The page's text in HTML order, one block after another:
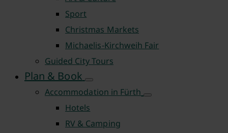
Sport
Christmas Markets
Michaelis-Kirchweih Fair
Guided City Tours
Plan & Book
Accommodation in Fürth
Hotels
RV & Camping